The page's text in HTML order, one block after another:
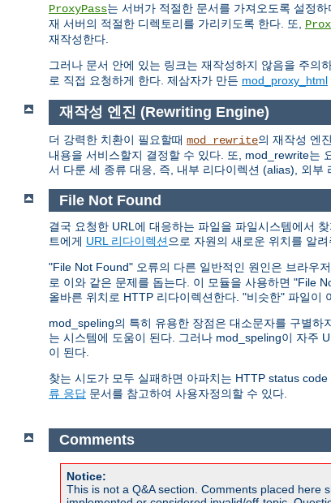
ProxyPass는 서버가 적절한 문서를 가져오도록 설정하
재 서버의 적절한 디렉토리를 가리키도록 한다. 또,
재작성한다.
그러나 문서 안에 있는 링크는 재작성하지 않음을 주의
로 직접 요청하게 한다. 제삼자가 만든 mod_proxy_html
재작성 엔진 (Rewriting Engine)
더 강력한 치환이 필요할때 mod_rewrite의 재작성 엔
내용을 서비스할지 결정할 수 있다. 또, mod_rewrite는
서 다룬 세 종류 대응, 즉, 내부 리다이렉션 (alias), 외
File Not Found
결국 요청한 URL에 대응하는 파일을 파일시스템에서
트에게 URL 리다이렉션으로 자원의 새로운 위치를 알
"File Not Found" 오류의 다른 일반적인 원인은 브라우
로 이와 같은 문제를 돕는다. 이 모듈을 사용하면 "File
올바른 위치로 HTTP 리다이렉션한다. "비슷한" 파일이
mod_speling의 특히 유용한 장점은 대소문자를 구별
는 시스템에 도움이 된다. 그러나 mod_speling이 자주
이 된다.
찾는 시도가 모두 실패하면 아파치는 HTTP status
류 응답 문서를 참고하여 사용자정의할 수 있다.
Comments
Notice:
This is not a Q&A section. Comments placed